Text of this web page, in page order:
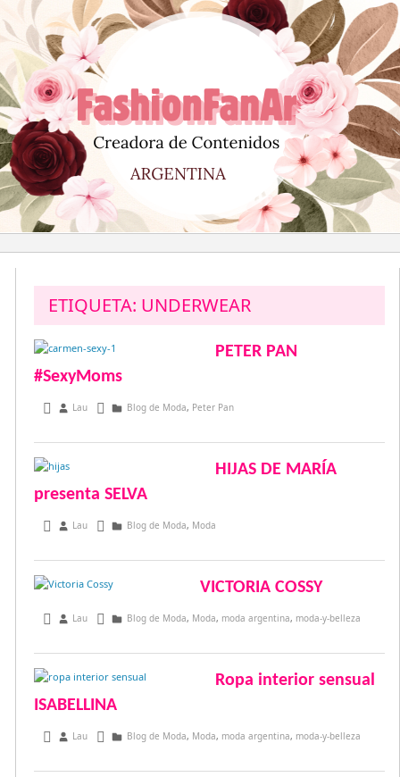
al
contenido
ETIQUETA: UNDERWEAR
PETER PAN
#SexyMoms
octubre 13, 2016
Lau Blog de Moda, Peter Pan
HIJAS DE MARÍA
presenta SELVA
diciembre 27, 2015
Lau Blog de Moda, Moda
VICTORIA COSSY
junio 30, 2015
Lau Blog de Moda, Moda, moda argentina, moda-y-belleza
Ropa interior sensual
ISABELLINA
junio 12, 2015
Lau Blog de Moda, Moda, moda argentina, moda-y-belleza